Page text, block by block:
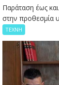
Παράταση έως
στην προθεσμία
ΤΕΧΝΗ